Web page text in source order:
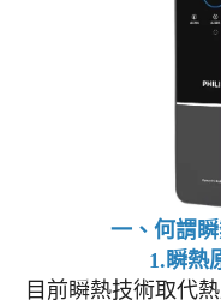
一、何謂
1.瞬熱
目前瞬熱技術取代